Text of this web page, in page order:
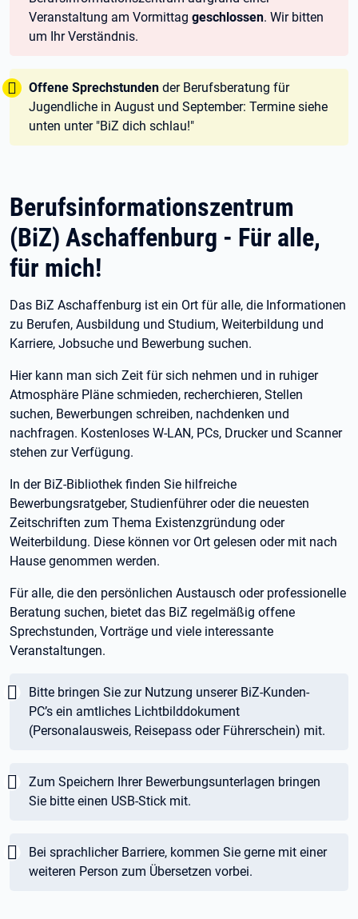
Veranstaltung am Vormittag geschlossen. Wir bitten
um Ihr Verständnis.
Tipp:
Offene Sprechstunden der Berufsberatung für
Jugendliche in August und September: Termine siehe
unten unter "BiZ dich schlau!"
Berufsinformationszentrum
(BiZ) Aschaffenburg - Für alle,
für mich!
Das BiZ Aschaffenburg ist ein Ort für alle, die Informationen
zu Berufen, Ausbildung und Studium, Weiterbildung und
Karriere, Jobsuche und Bewerbung suchen.
Hier kann man sich Zeit für sich nehmen und in ruhiger
Atmosphäre Pläne schmieden, recherchieren, Stellen
suchen, Bewerbungen schreiben, nachdenken und
nachfragen. Kostenloses W-LAN, PCs, Drucker und Scanner
stehen zur Verfügung.
In der BiZ-Bibliothek finden Sie hilfreiche
Bewerbungsratgeber, Studienführer oder die neuesten
Zeitschriften zum Thema Existenzgründung oder
Weiterbildung. Diese können vor Ort gelesen oder mit nach
Hause genommen werden.
Für alle, die den persönlichen Austausch oder professionelle
Beratung suchen, bietet das BiZ regelmäßig offene
Sprechstunden, Vorträge und viele interessante
Veranstaltungen.
Wichtig:
Bitte bringen Sie zur Nutzung unserer BiZ-Kunden-
PC’s ein amtliches Lichtbilddokument
(Personalausweis, Reisepass oder Führerschein) mit.
Wichtig:
Zum Speichern Ihrer Bewerbungsunterlagen bringen
Sie bitte einen USB-Stick mit.
Wichtig:
Bei sprachlicher Barriere, kommen Sie gerne mit einer
weiteren Person zum Übersetzen vorbei.